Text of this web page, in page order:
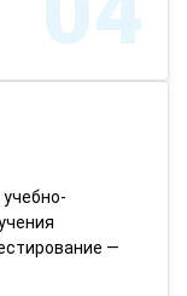
—